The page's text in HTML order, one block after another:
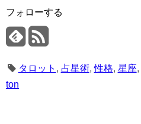
フォローする
タロット , 占星術,性格, 星座,
ton